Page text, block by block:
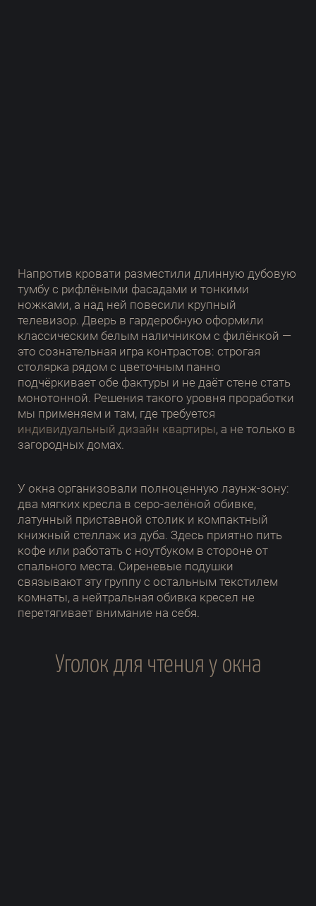
Напротив кровати разместили длинную дубовую
тумбу с рифлёными фасадами и тонкими
ножками, а над ней повесили крупный
телевизор. Дверь в гардеробную оформили
классическим белым наличником с филёнкой —
это сознательная игра контрастов: строгая
столярка рядом с цветочным панно
подчёркивает обе фактуры и не даёт стене стать
монотонной. Решения такого уровня проработки
мы применяем и там, где требуется
индивидуальный дизайн квартиры, а не только в
загородных домах.
У окна организовали полноценную лаунж-зону:
два мягких кресла в серо-зелёной обивке,
латунный приставной столик и компактный
книжный стеллаж из дуба. Здесь приятно пить
кофе или работать с ноутбуком в стороне от
спального места. Сиреневые подушки
связывают эту группу с остальным текстилем
комнаты, а нейтральная обивка кресел не
перетягивает внимание на себя.
Уголок для чтения у окна